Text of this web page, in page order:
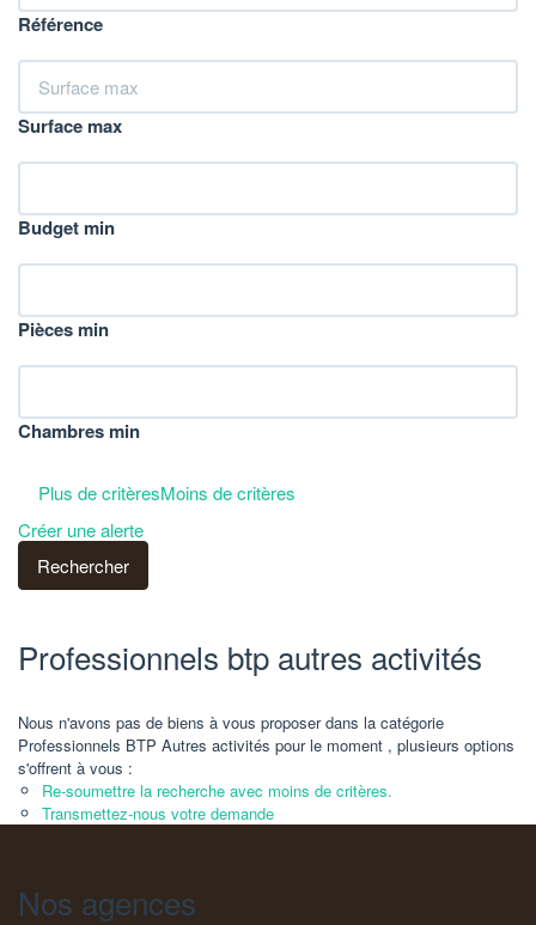
Référence
Surface max
Budget min
Pièces min
Chambres min
Plus de critèresMoins de critères
Créer une alerte
Professionnels btp autres activités
Nous n'avons pas de biens à vous proposer dans la catégorie
Professionnels BTP Autres activités pour le moment , plusieurs options
s'offrent à vous :
Re-soumettre la recherche avec moins de critères.
Transmettez-nous votre demande
Nos agences